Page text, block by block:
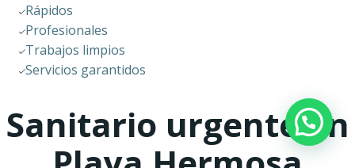
Rápidos
Profesionales
Trabajos limpios
Servicios garantidos
Sanitario urgente en